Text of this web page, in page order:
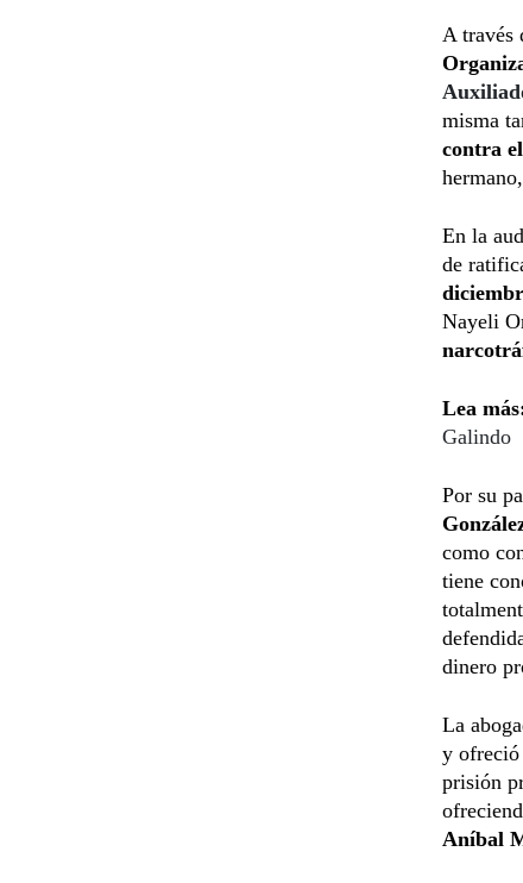
A través
misma
contra
hermano,
En la
de
Nayeli
Lea
Galindo
Por su
como
tiene
dinero
La
y ofreció
prisión
Aníbal